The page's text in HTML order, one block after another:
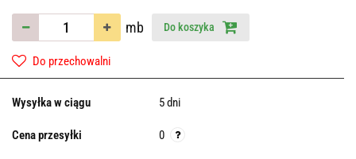
mb Do koszyka
Do przechowalni
Wysyłka w ciągu 5 dni
Cena przesyłki 0